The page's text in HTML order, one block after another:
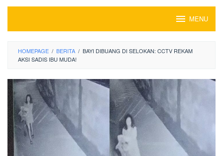
MENU
HOMEPAGE / BERITA / BAYI DIBUANG DI SELOKAN: CCTV REKAM
AKSI SADIS IBU MUDA!